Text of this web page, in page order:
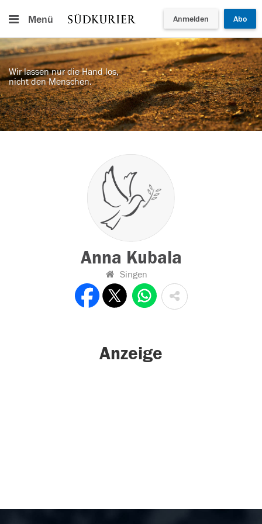
Menü Anmelden Abo
Wir lassen nur die Hand los,
nicht den Menschen.
Anna Kubala
Singen
Anzeige